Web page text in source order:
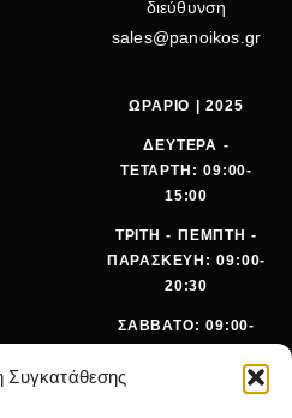
Συγκατάθεσης
διεύθυνση
sales@panoikos.gr
ΩΡΑΡΙΟ | 2025
ΔΕΥΤΕΡΑ -
ΤΕΤΑΡΤΗ: 09:00-
15:00
ΤΡΙΤΗ - ΠΕΜΠΤΗ -
ΠΑΡΑΣΚΕΥΗ: 09:00-
20:30
ΣΑΒΒΑΤΟ: 09:00-